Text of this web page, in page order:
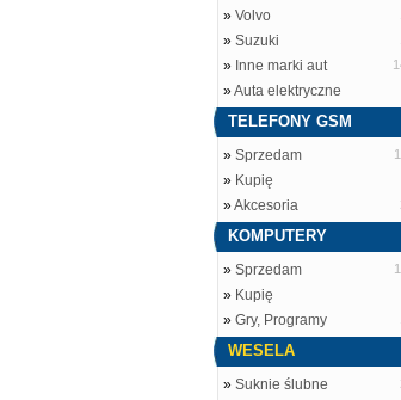
» Volvo
» Suzuki
» Inne marki aut
»Auta elektryczne
TELEFONY GSM
» Sprzedam
» Kupię
»Akcesoria
KOMPUTERY
» Sprzedam
» Kupię
» Gry, Programy
WESELA
» Suknie ślubne